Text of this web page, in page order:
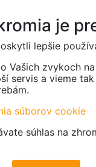
je
lepšie
Vašich zvykoch
servis a vieme
súborov cookie
súhlas na